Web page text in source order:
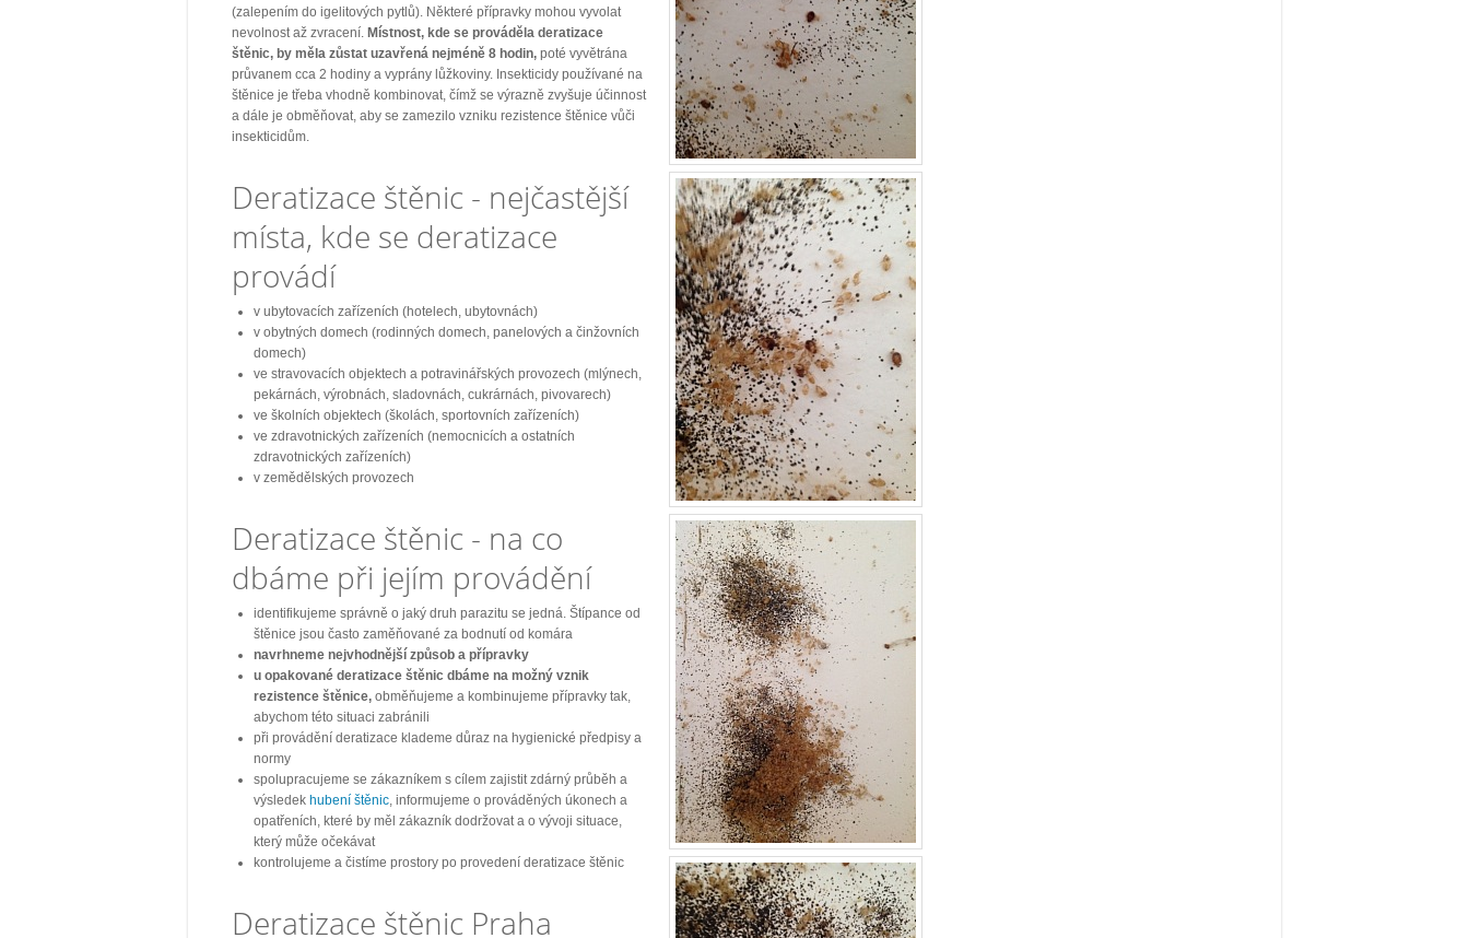
(zalepením do igelitových pytlů). Některé přípravky mohou vyvolat
nevolnost až zvracení. Místnost, kde se prováděla deratizace
štěnic, by měla zůstat uzavřená nejméně 8 hodin, poté vyvětrána
průvanem cca 2 hodiny a vyprány lůžkoviny. Insekticidy používané na
štěnice je třeba vhodně kombinovat, čímž se výrazně zvyšuje účinnost
a dále je obměňovat, aby se zamezilo vzniku rezistence štěnice vůči
insekticidům.
Deratizace štěnic - nejčastější
místa, kde se deratizace
provádí
v ubytovacích zařízeních (hotelech, ubytovnách)
v obytných domech (rodinných domech, panelových a činžovních
domech)
ve stravovacích objektech a potravinářských provozech (mlýnech,
pekárnách, výrobnách, sladovnách, cukrárnách, pivovarech)
ve školních objektech (školách, sportovních zařízeních)
ve zdravotnických zařízeních (nemocnicích a ostatních
zdravotnických zařízeních)
v zemědělských provozech
Deratizace štěnic - na co
dbáme při jejím provádění
identifikujeme správně o jaký druh parazitu se jedná. Štípance od
štěnice jsou často zaměňované za bodnutí od komára
navrhneme nejvhodnější způsob a přípravky
u opakované deratizace štěnic dbáme na možný vznik
rezistence štěnice, obměňujeme a kombinujeme přípravky tak,
abychom této situaci zabránili
při provádění deratizace klademe důraz na hygienické předpisy a
normy
spolupracujeme se zákazníkem s cílem zajistit zdárný průběh a
výsledek hubení štěnic , informujeme o prováděných úkonech a
opatřeních, které by měl zákazník dodržovat a o vývoji situace,
který může očekávat
kontrolujeme a čistíme prostory po provedení deratizace štěnic
Deratizace štěnic Praha